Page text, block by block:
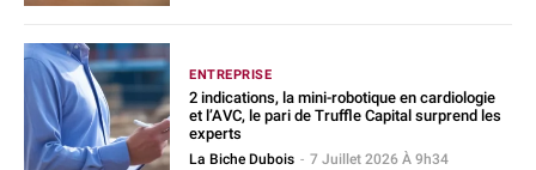
ENTREPRISE
2 indications, la mini-robotique en cardiologie
et l’AVC, le pari de Truffle Capital surprend les
experts
La Biche Dubois - 7 Juillet 2026 À 9h34